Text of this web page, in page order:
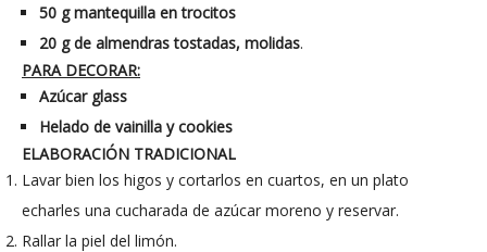
50 gmantequilla en trocitos
20 gde almendras tostadas, molidas.
PARA DECORAR:
Azúcar glass
Helado de vainilla y cookies
ELABORACIÓN TRADICIONAL
Lavar bien los higos y cortarlos en cuartos, en un plato
echarles una cucharada de azúcar moreno y reservar.
Rallar la piel del limón.